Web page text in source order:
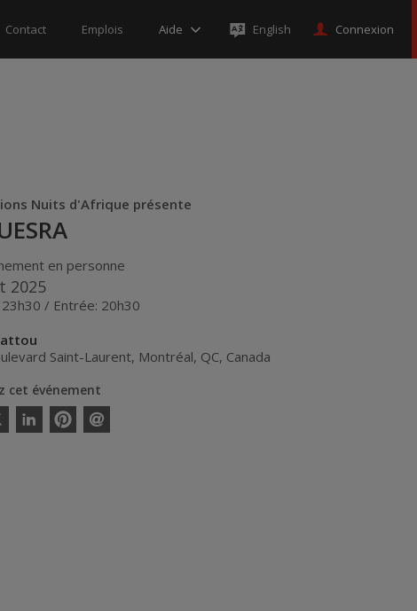
Contact Emplois Aide English Connexion
Nuits d'Afrique présente
en personne
2025
/ Entrée: 20h30
Saint-Laurent, Montréal, QC, Canada
cet événement
LinkedinPinterestEnvoyer